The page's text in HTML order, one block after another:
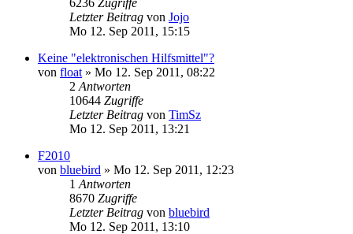
Letzter Beitrag von Jojo
Mo 12. Sep 2011, 15:15
Keine "elektronischen Hilfsmittel"?
von float » Mo 12. Sep 2011, 08:22
2 Antworten
10644 Zugriffe
Letzter Beitrag von TimSz
Mo 12. Sep 2011, 13:21
F2010
von bluebird » Mo 12. Sep 2011, 12:23
1 Antworten
8670 Zugriffe
Letzter Beitrag von bluebird
Mo 12. Sep 2011, 13:10